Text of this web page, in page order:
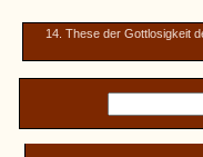
14. These der Gottlosigkeit